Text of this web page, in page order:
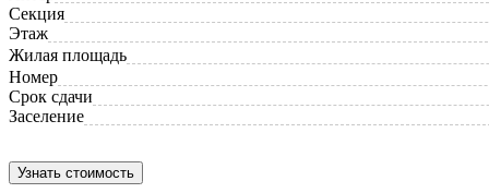
Секция
Этаж
Жилая площадь
Номер
Срок сдачи
Заселение
Узнать стоимость